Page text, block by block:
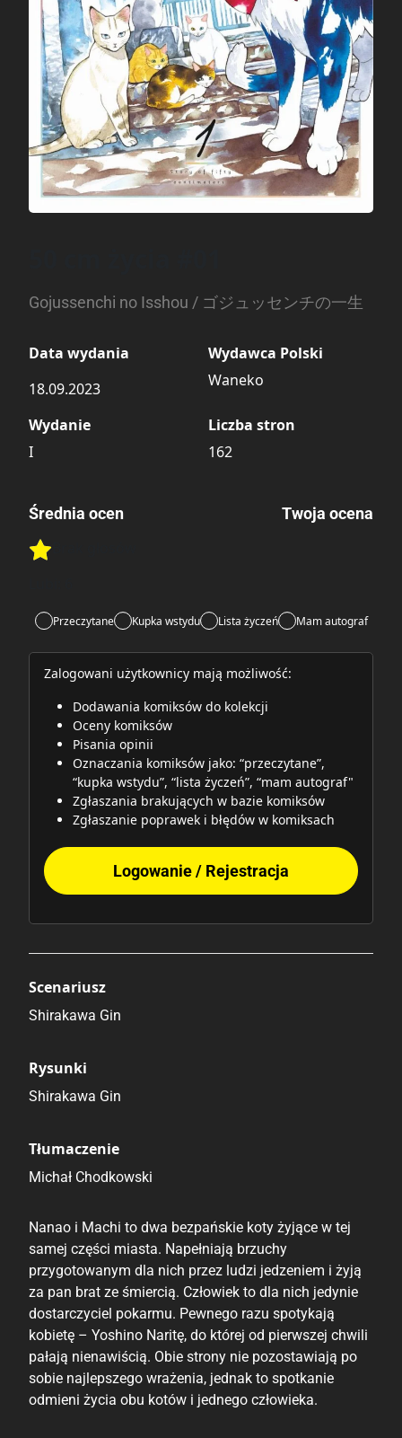
Gojussenchi no Isshou / ゴジュッセンチの一生
Data wydania
18.09.2023
Wydawca Polski
Waneko
Wydanie
I
Liczba stron
162
Średnia ocen
Rate this item:
Twoja ocena
Przeczytane Kupka wstydu Lista życzeń Mam autograf
Zalogowani użytkownicy mają możliwość:
Dodawania komiksów do kolekcji
Oceny komiksów
Pisania opinii
Oznaczania komiksów jako: “przeczytane”,
“kupka wstydu”, “lista życzeń”, “mam autograf"
Zgłaszania brakujących w bazie komiksów
Zgłaszanie poprawek i błędów w komiksach
Logowanie / Rejestracja
Scenariusz
Shirakawa Gin
Rysunki
Shirakawa Gin
Tłumaczenie
Michał Chodkowski
Nanao i Machi to dwa bezpańskie koty żyjące w tej
samej części miasta. Napełniają brzuchy
przygotowanym dla nich przez ludzi jedzeniem i żyją
za pan brat ze śmiercią. Człowiek to dla nich jedynie
dostarczyciel pokarmu. Pewnego razu spotykają
kobietę – Yoshino Naritę, do której od pierwszej chwili
pałają nienawiścią. Obie strony nie pozostawiają po
sobie najlepszego wrażenia, jednak to spotkanie
odmieni życia obu kotów i jednego człowieka.